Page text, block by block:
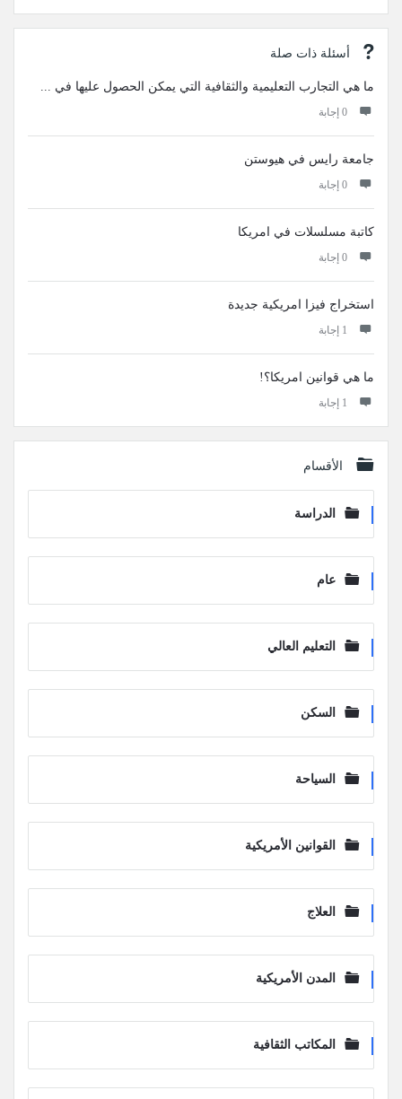
أسئلة ذات صلة
ما هي التجارب التعليمية والثقافية التي يمكن الحصول عليها في ...
‫0 إجابة
جامعة رايس في هيوستن
‫0 إجابة
كاتبة مسلسلات في امريكا
‫0 إجابة
استخراج فيزا امريكية جديدة
‫1 إجابة
ما هي قوانين امريكا؟!
‫1 إجابة
الأقسام
الدراسة
عام
التعليم العالي
السكن
السياحة
القوانين الأمريكية
العلاج
المدن الأمريكية
المكاتب الثقافية